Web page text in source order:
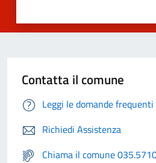
Contatta il comune
Leggi le domande frequenti
Richiedi Assistenza
Chiama il comune